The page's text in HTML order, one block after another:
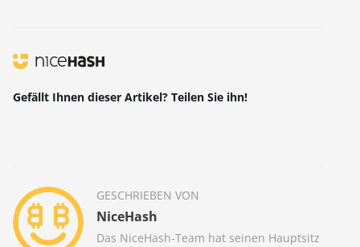
Gefällt Ihnen dieser Artikel? Teilen Sie ihn!
GESCHRIEBEN VON
NiceHash
Das NiceHash-Team hat seinen Hauptsitz